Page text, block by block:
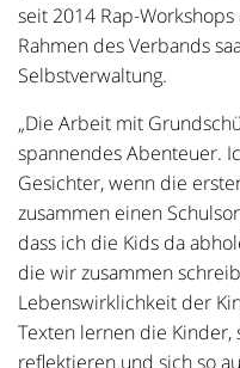
seit 2014 Rap-
Rahmen des Verbands
Selbstverwaltung.
„Die Arbeit mit
spannendes Abenteuer.
Gesichter, wenn die
zusammen einen
dass ich die Kids da
die wir zusammen
Lebenswirklichkeit der
Texten lernen die
reflektieren und sich so